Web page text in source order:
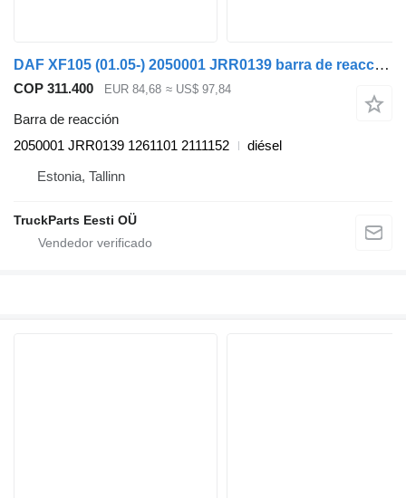
DAF XF105 (01.05-) 2050001 JRR0139 barra de reacción para DAF XF95, XF105 (2001-2014) cabeza tractora
COP 311.400 EUR 84,68 ≈ US$ 97,84
Barra de reacción
2050001 JRR0139 1261101 2111152
diésel
Estonia, Tallinn
TruckParts Eesti OÜ